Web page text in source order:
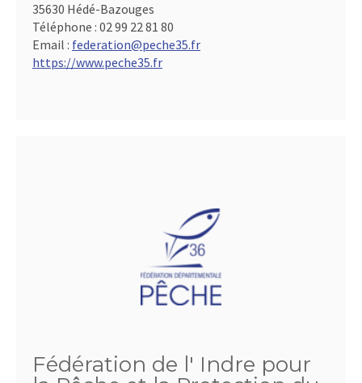
35630 Hédé-Bazouges
Téléphone : 02 99 22 81 80
Email : federation@peche35.fr
https://www.peche35.fr
Fédération de l' Indre pour